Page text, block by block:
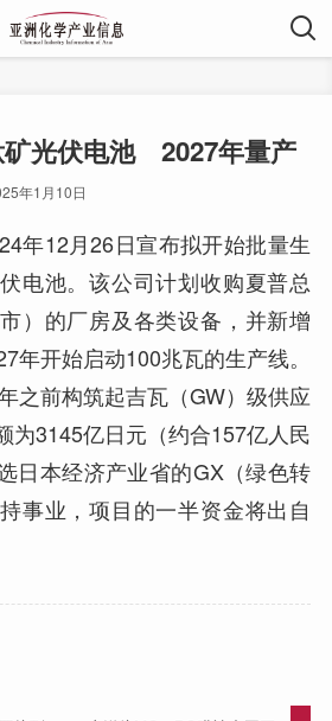
光伏电池 2027年量产
年1月10日
12月26日宣布拟开始批量生
电池。该公司计划收购夏普总
）的厂房及各类设备，并新增
年开始启动100兆瓦的生产线。
之前构筑起吉瓦（GW）级供应
为3145亿日元（约合157亿人民
日本经济产业省的GX（绿色转
事业，项目的一半资金将出自